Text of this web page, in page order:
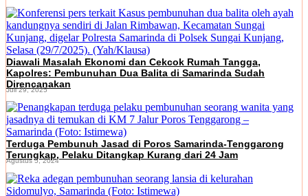
Diawali Masalah Ekonomi dan Cekcok Rumah Tangga,
Kapolres: Pembunuhan Dua Balita di Samarinda Sudah
Direncanakan
Juli 29, 2025
Terduga Pembunuh Jasad di Poros Samarinda-Tenggarong
Terungkap, Pelaku Ditangkap Kurang dari 24 Jam
Agustus 5, 2024